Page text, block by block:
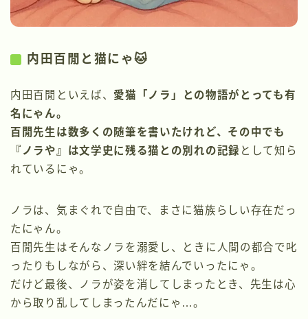
内田百閒と猫にゃ🐱
内田百閒といえば、 愛猫「ノラ」との物語がとっても有
名にゃん。
百閒先生は数多くの随筆を書いたけれど、その中でも
『ノラや』は文学史に残る猫との別れの記録 として知ら
れているにゃ。
ノラは、気まぐれで自由で、まさに猫族らしい存在だっ
たにゃん。
百閒先生はそんなノラを溺愛し、ときに人間の都合で叱
ったりもしながら、深い絆を結んでいったにゃ。
だけど最後、ノラが姿を消してしまったとき、先生は心
から取り乱してしまったんだにゃ…。